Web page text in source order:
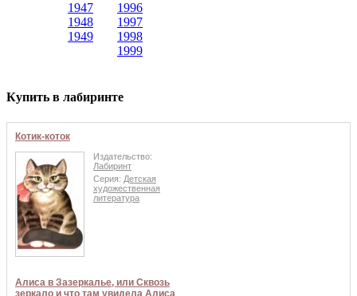
1947
1948
1949
1996
1997
1998
1999
Купить в лабиринте
Котик-коток
Издательство:
Лабиринт
Серия: Детская
художественная
литература
Алиса в Зазеркалье, или Сквозь
зеркало и что там увидела Алиса